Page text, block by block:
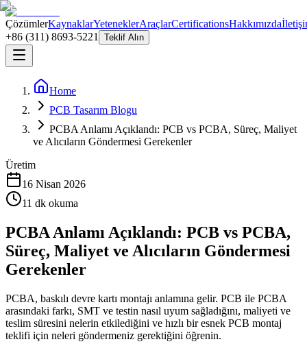
ÇözümlerKaynaklarYeteneklerAraçlarCertificationsHakkımızda
+86 (311) 8693-5221
Teklif Alın
Home
PCB Tasarım Blogu
PCBA Anlamı Açıklandı: PCB vs PCBA, Süreç, Maliyet
ve Alıcıların Göndermesi Gerekenler
Üretim
16 Nisan 2026
11 dk okuma
PCBA Anlamı Açıklandı: PCB vs PCBA,
Süreç, Maliyet ve Alıcıların Göndermesi
Gerekenler
PCBA, baskılı devre kartı montajı anlamına gelir. PCB ile PCBA
arasındaki farkı, SMT ve testin nasıl uyum sağladığını, maliyeti ve
teslim süresini nelerin etkilediğini ve hızlı bir esnek PCB montaj
teklifi için neleri göndermeniz gerektiğini öğrenin.